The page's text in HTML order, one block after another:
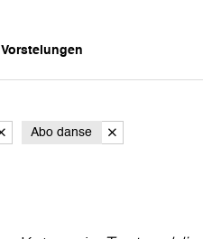
Abo danse